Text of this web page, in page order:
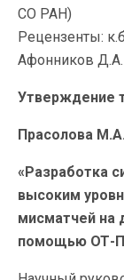
СО РАН)
Рецензенты:
Афонников
Утверждение
Прасолова М.А.
«Разработка
высоким
мисматчей на
помощью ОТ-